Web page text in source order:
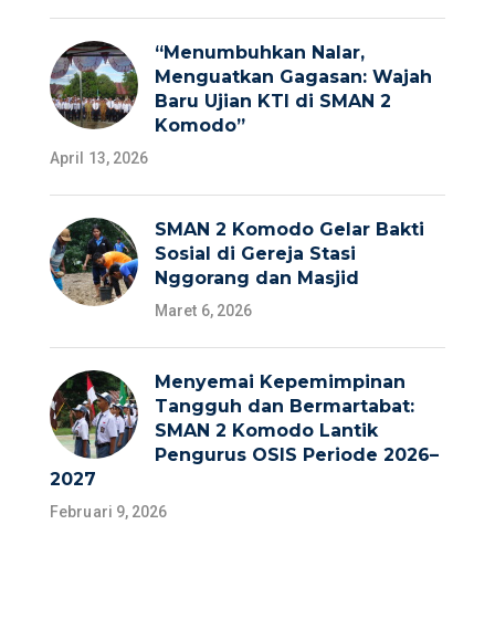
“Menumbuhkan Nalar,
Menguatkan Gagasan: Wajah
Baru Ujian KTI di SMAN 2
Komodo”
April 13, 2026
SMAN 2 Komodo Gelar Bakti
Sosial di Gereja Stasi
Nggorang dan Masjid
Maret 6, 2026
Menyemai Kepemimpinan
Tangguh dan Bermartabat:
SMAN 2 Komodo Lantik
Pengurus OSIS Periode 2026–
2027
Februari 9, 2026